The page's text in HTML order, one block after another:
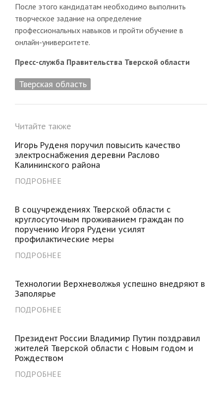
После этого кандидатам необходимо выполнить
творческое задание на определение
профессиональных навыков и пройти обучение в
онлайн-университете.
Пресс-служба Правительства Тверской области
Тверская область
Читайте также
Игорь Руденя поручил повысить качество
электроснабжения деревни Раслово
Калининского района
ПОДРОБНЕЕ
В соцучреждениях Тверской области с
круглосуточным проживанием граждан по
поручению Игоря Рудени усилят
профилактические меры
ПОДРОБНЕЕ
Технологии Верхневолжья успешно внедряют в
Заполярье
ПОДРОБНЕЕ
Президент России Владимир Путин поздравил
жителей Тверской области с Новым годом и
Рождеством
ПОДРОБНЕЕ